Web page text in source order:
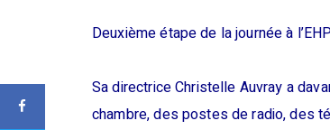
Deuxième étape de la journée à
Sa directrice Christelle Auvray a
chambre, des postes de radio, des